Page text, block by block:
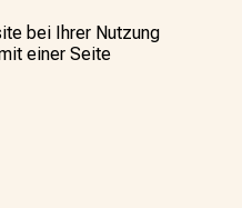
bei Ihrer Nutzung
einer Seite